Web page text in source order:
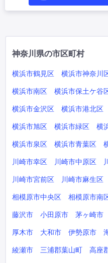
神奈川県の市区町村
横浜市鶴見区 横浜市神奈川
横浜市南区 横浜市保土ケ谷
横浜市金沢区 横浜市港北区
横浜市旭区 横浜市緑区 横
横浜市泉区 横浜市青葉区
川崎市幸区 川崎市中原区
川崎市宮前区 川崎市麻生区
相模原市中央区 相模原市南
藤沢市 小田原市 茅ヶ崎市
厚木市 大和市 伊勢原市
綾瀬市 三浦郡葉山町 高座